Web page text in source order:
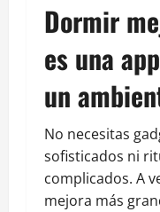
Dormir
es una
un
No necesitas
sofisticados ni
complicados. A
mejora más